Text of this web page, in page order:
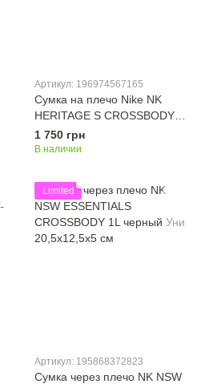
Артикул: 196974567165
Сумка на плечо Nike NK
HERITAGE S CROSSBODY
1L синий Уни 18x13x3 см
1 750 грн
В наличии
Limited
Артикул: 195868372823
Сумка через плечо NK NSW